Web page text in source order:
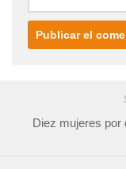
Diez mujeres por